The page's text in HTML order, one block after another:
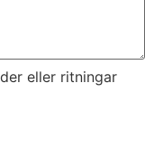
eller ritningar